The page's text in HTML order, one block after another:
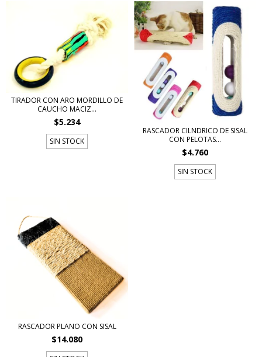
TIRADOR CON ARO MORDILLO DE
CAUCHO MACIZ...
$5.234
SIN STOCK
RASCADOR CIL­NDRICO DE SISAL
CON PELOTAS...
$4.760
SIN STOCK
RASCADOR PLANO CON SISAL
$14.080